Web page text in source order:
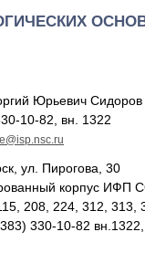
Юрьевич Сидоров
10-82, вн. 1322
ул. Пирогова, 30
корпус ИФП
208, 224, 312, 313,
330-10-82